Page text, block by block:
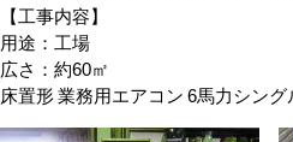
【工事内容】
用途：工場
広さ：約60㎡
床置形 業務用エアコン 6馬力シン